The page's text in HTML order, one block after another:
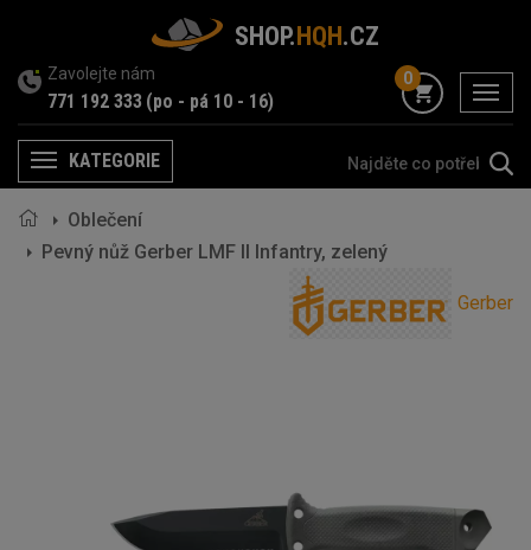
SHOP.HQH.CZ
Zavolejte nám
771 192 333 (po - pá 10 - 16) menu
0
MenuKATEGORIE
Oblečení
Pevný nůž Gerber LMF II Infantry, zelený
Gerber